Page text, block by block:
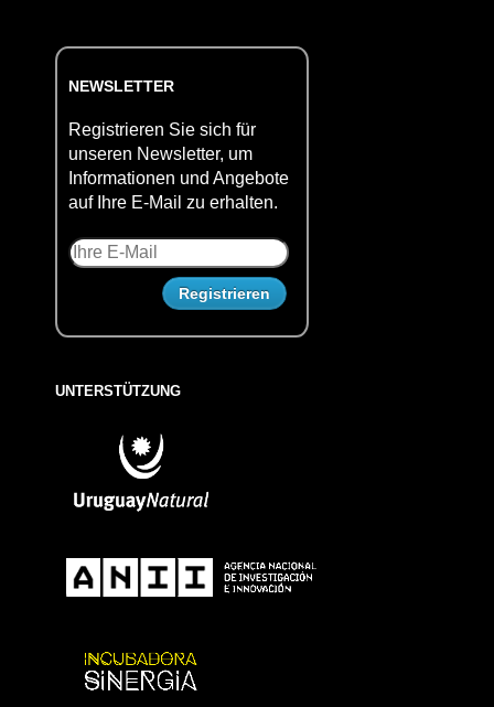
NEWSLETTER
Registrieren Sie sich für
unseren Newsletter, um
Informationen und Angebote
auf Ihre E-Mail zu erhalten.
UNTERSTÜTZUNG